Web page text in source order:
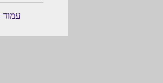
עמוד